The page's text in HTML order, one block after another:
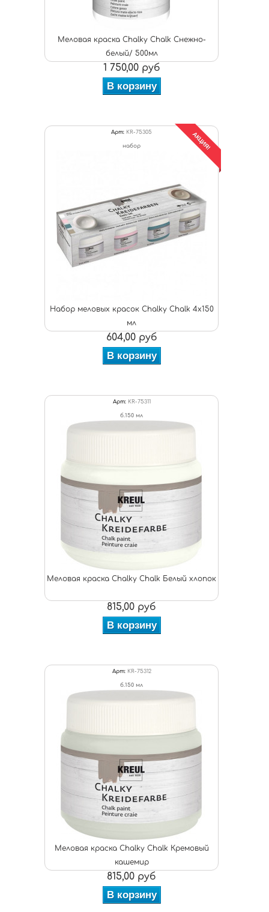
Меловая краска Chalky Chalk Снежно-
белый/ 500мл
1 750,00 руб
В корзину
Арт: KR-75305
набор
Набор меловых красок Chalky Chalk 4х150
мл
АКЦИЯ!
604,00 руб
В корзину
Арт: KR-75311
б.150 мл
Меловая краска Chalky Chalk Белый хлопок
815,00 руб
В корзину
Арт: KR-75312
б.150 мл
Меловая краска Chalky Chalk Кремовый
кашемир
815,00 руб
В корзину